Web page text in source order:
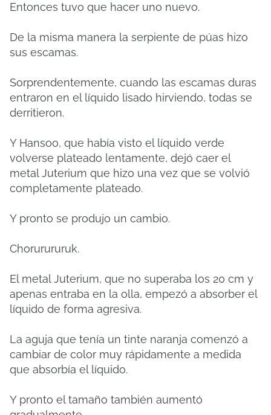
Entonces tuvo que hacer uno nuevo.
De la misma manera la serpiente de púas hizo
sus escamas.
Sorprendentemente, cuando las escamas duras
entraron en el líquido lisado hirviendo, todas se
derritieron.
Y Hansoo, que había visto el líquido verde
volverse plateado lentamente, dejó caer el
metal Juterium que hizo una vez que se volvió
completamente plateado.
Y pronto se produjo un cambio.
Chorurururuk.
El metal Juterium, que no superaba los 20 cm y
apenas entraba en la olla, empezó a absorber el
líquido de forma agresiva.
La aguja que tenía un tinte naranja comenzó a
cambiar de color muy rápidamente a medida
que absorbía el líquido.
Y pronto el tamaño también aumentó